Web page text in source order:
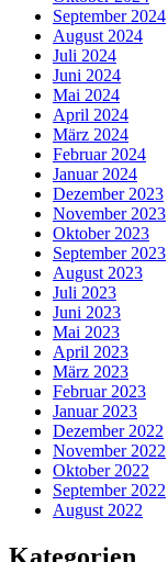
September 2024
August 2024
Juli 2024
Juni 2024
Mai 2024
April 2024
März 2024
Februar 2024
Januar 2024
Dezember 2023
November 2023
Oktober 2023
September 2023
August 2023
Juli 2023
Juni 2023
Mai 2023
April 2023
März 2023
Februar 2023
Januar 2023
Dezember 2022
November 2022
Oktober 2022
September 2022
August 2022